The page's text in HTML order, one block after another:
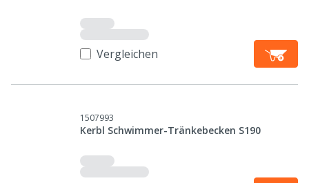
Vergleichen
1507993
Kerbl Schwimmer-Tränkebecken S190